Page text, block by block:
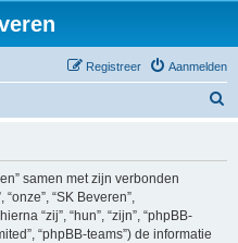
Aanmelden
Registreer
samen met zijn verbonden
“SK Beveren”,
“zij”, “hun”, “zijn”, “phpBB-
“phpBB-teams”) de informatie